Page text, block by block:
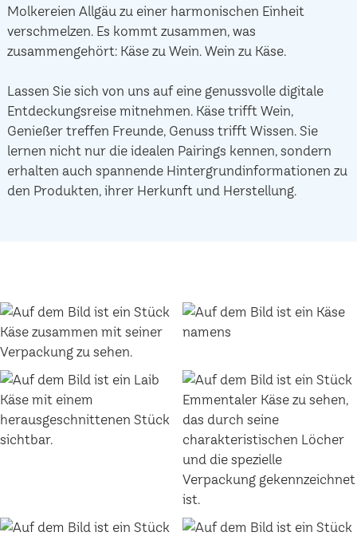
Molkereien Allgäu zu einer harmonischen Einheit
verschmelzen. Es kommt zusammen, was
zusammengehört: Käse zu Wein. Wein zu Käse.
Lassen Sie sich von uns auf eine genussvolle digitale
Entdeckungsreise mitnehmen. Käse trifft Wein,
Genießer treffen Freunde, Genuss trifft Wissen. Sie
lernen nicht nur die idealen Pairings kennen, sondern
erhalten auch spannende Hintergrundinformationen zu
den Produkten, ihrer Herkunft und Herstellung.